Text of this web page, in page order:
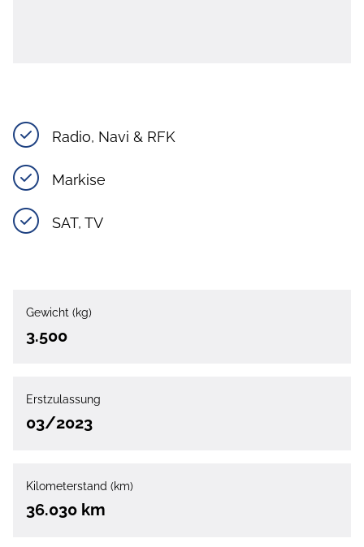
Radio, Navi & RFK
Markise
SAT, TV
Gewicht (kg)
3.500
Erstzulassung
03/2023
Kilometerstand (km)
36.030 km